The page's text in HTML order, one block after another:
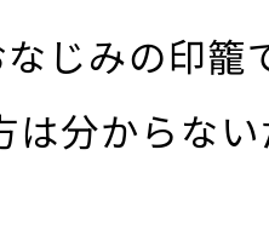
じみの印籠
は分からな